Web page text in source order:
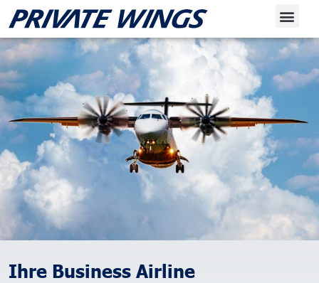
Ihre Business Airline